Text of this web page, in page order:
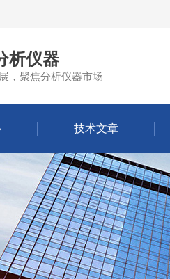
析仪器
，聚焦分析仪器市场
技术文章